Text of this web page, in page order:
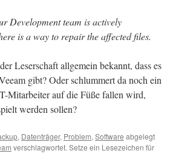
Development team is actively
is a way to repair the affected files.
Leserschaft allgemein bekannt, dass es
gibt? Oder schlummert da noch ein
Mitarbeiter auf die Füße fallen wird,
werden sollen?
, Datenträger, Problem, Software abgelegt
verschlagwortet. Setze ein Lesezeichen für